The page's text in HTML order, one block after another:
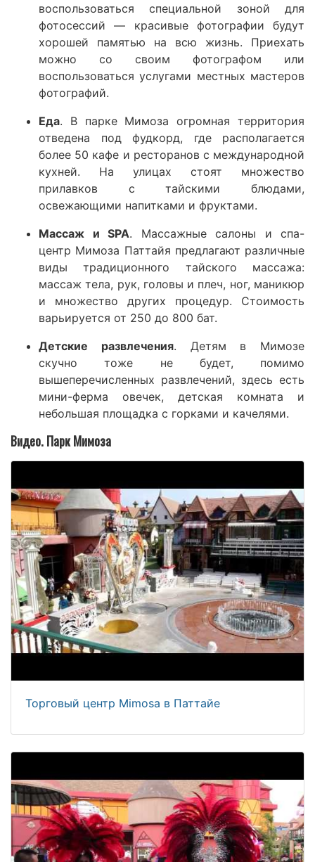
воспользоваться специальной зоной для
фотосессий — красивые фотографии будут
хорошей памятью на всю жизнь. Приехать
можно со своим фотографом или
воспользоваться услугами местных мастеров
фотографий.
Еда. В парке Мимоза огромная территория
отведена под фудкорд, где располагается
более 50 кафе и ресторанов с международной
кухней. На улицах стоят множество
прилавков с тайскими блюдами,
освежающими напитками и фруктами.
Массаж и SPA. Массажные салоны и спа-
центр Мимоза Паттайя предлагают различные
виды традиционного тайского массажа:
массаж тела, рук, головы и плеч, ног, маникюр
и множество других процедур. Стоимость
варьируется от 250 до 800 бат.
Детские развлечения. Детям в Мимозе
скучно тоже не будет, помимо
вышеперечисленных развлечений, здесь есть
мини-ферма овечек, детская комната и
небольшая площадка с горками и качелями.
Видео. Парк Мимоза
Торговый центр Mimosa в Паттайе